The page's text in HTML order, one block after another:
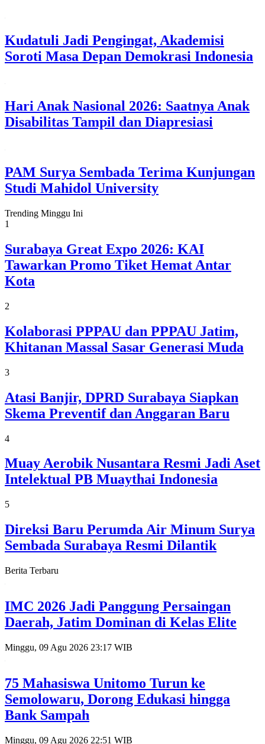
Kudatuli Jadi Pengingat, Akademisi
Soroti Masa Depan Demokrasi Indonesia
Hari Anak Nasional 2026: Saatnya Anak
Disabilitas Tampil dan Diapresiasi
PAM Surya Sembada Terima Kunjungan
Studi Mahidol University
Trending Minggu Ini
1
Surabaya Great Expo 2026: KAI
Tawarkan Promo Tiket Hemat Antar
Kota
2
Kolaborasi PPPAU dan PPPAU Jatim,
Khitanan Massal Sasar Generasi Muda
3
Atasi Banjir, DPRD Surabaya Siapkan
Skema Preventif dan Anggaran Baru
4
Muay Aerobik Nusantara Resmi Jadi Aset
Intelektual PB Muaythai Indonesia
5
Direksi Baru Perumda Air Minum Surya
Sembada Surabaya Resmi Dilantik
Berita Terbaru
IMC 2026 Jadi Panggung Persaingan
Daerah, Jatim Dominan di Kelas Elite
Minggu, 09 Agu 2026 23:17 WIB
75 Mahasiswa Unitomo Turun ke
Semolowaru, Dorong Edukasi hingga
Bank Sampah
Minggu, 09 Agu 2026 22:51 WIB